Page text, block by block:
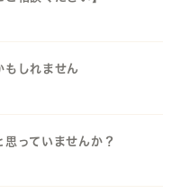
しれません
っていませんか？